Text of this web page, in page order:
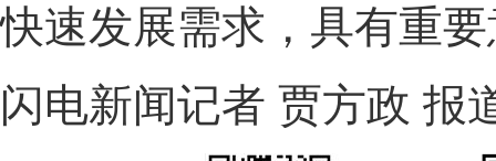
快速发展需求，具有重
闪电新闻记者 贾方政 报